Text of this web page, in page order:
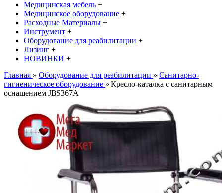
Медицинская мебель +
Медицинское оборудование +
Расходные Материалы +
Инструмент +
Оборудование для реабилитации +
Лизинг +
НОВИНКИ +
Главная » Оборудование для реабилитации » Санитарно-
гигиеническое оборудование » Кресло-каталка с санитарным
оснащением JBS367A